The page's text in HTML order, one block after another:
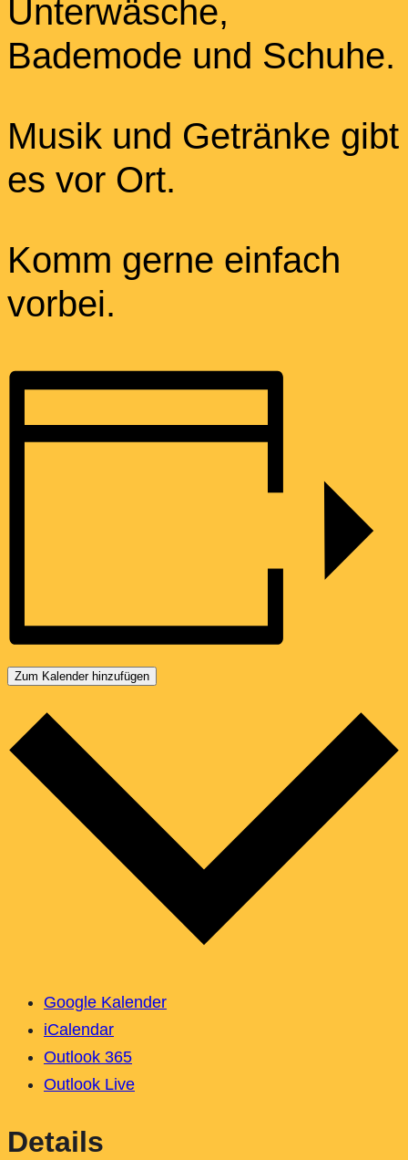
Unterwäsche,
Bademode und Schuhe.
Musik und Getränke gibt
es vor Ort.
Komm gerne einfach
vorbei.
Zum Kalender hinzufügen
Google Kalender
iCalendar
Outlook 365
Outlook Live
Details